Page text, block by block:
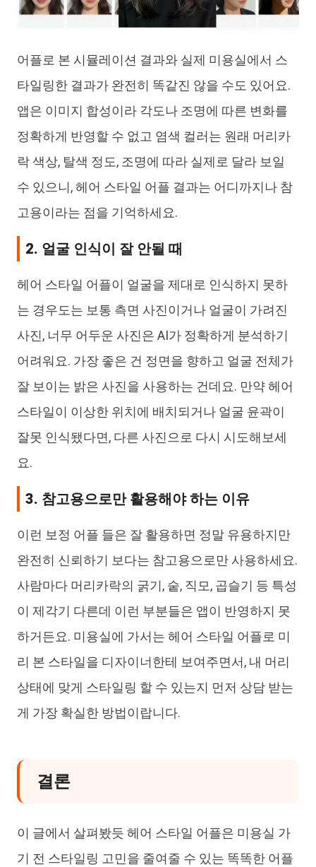
어플로 본 시뮬레이션 결과와 실제 미용실에서 스
타일링한 결과가 완전히 똑같진 않을 수도 있어요.
앱은 이미지 합성이라 각도나 조명에 따른 변화를
정확하게 반영할 수 없고 염색 컬러는 원래 머리카
락 색상, 탈색 정도, 조명에 따라 실제로 달라 보일
수 있으니, 헤어 스타일 어플 결과는 어디까지나 참
고용이라는 점을 기억하세요.
2. 얼굴 인식이 잘 안될 때
헤어 스타일 어플이 얼굴을 제대로 인식하지 못하
는 경우도는 보통 측면 사진이거나 얼굴이 가려진
사진, 너무 어두운 사진은 AI가 정확하게 분석하기
어려워요. 가장 좋은 건 정면을 향하고 얼굴 전체가
잘 보이는 밝은 사진을 사용하는 건데요. 만약 헤어
스타일이 이상한 위치에 배치되거나 얼굴 윤곽이
잘못 인식됐다면, 다른 사진으로 다시 시도해보세
요.
3. 참고용으로만 활용해야 하는 이유
이런 보정 어플 들은 잘 활용하면 정말 유용하지만
완전히 신뢰하기 보다는 참고용으로만 사용하세요.
사람마다 머리카락의 굵기, 숱, 직모, 곱슬기 등 특성
이 제각기 다른데 이런 부분들은 앱이 반영하지 못
하거든요. 미용실에 가서는 헤어 스타일 어플로 미
리 본 스타일을 디자이너한테 보여주면서, 내 머리
상태에 맞게 스타일링 할 수 있는지 먼저 상담 받는
게 가장 확실한 방법이랍니다.
결론
이 글에서 살펴봤듯 헤어 스타일 어플은 미용실 가
기 전 스타일링 고민을 줄여줄 수 있는 똑똑한 어플